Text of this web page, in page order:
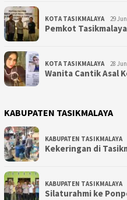
KOTA TASIKMALAYA 29
Pemkot
KOTA TASIKMALAYA 28
Wanita Cantik Asal
KABUPATEN TASIKMALAYA
KABUPATEN TASIKMALAYA
Kekeringan di
KABUPATEN TASIKMALAYA
Silaturahmi ke